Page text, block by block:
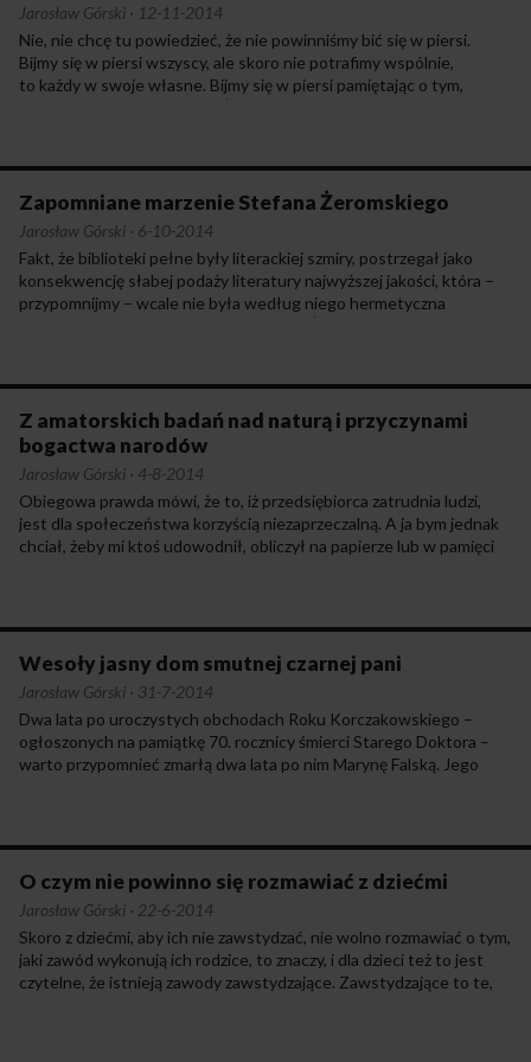
profesor Król nie martwi. Przegrani nie powieszą go na latarni.
Powieszą swoich sąsiadów.
Jarosław Górski · 12-11-2014
Nie, nie chcę tu powiedzieć, że nie powinniśmy bić się w piersi.
Bijmy się w piersi wszyscy, ale skoro nie potrafimy wspólnie,
to każdy w swoje własne. Bijmy się w piersi pamiętając o tym,
uprzywilejowaną pozycję, z której – w większym stopniu niż tamci
z zagrabionych przed laty żydowskich pierzyn – korzystają i dziś.
Zapomniane marzenie Stefana Żeromskiego
Jarosław Górski · 6-10-2014
Fakt, że biblioteki pełne były literackiej szmiry, postrzegał jako
konsekwencję słabej podaży literatury najwyższej jakości, która –
przypomnijmy – wcale nie była według niego hermetyczna
nie potrzebują duchowej strawy wysokiej jakości – a tylko czczej
rozrywki. Z całej jego twórczości przebija przekonanie, że świat
ludzkich uczuć i tęsknot jest wspólny dla wszystkich, a literatura
będąca językiem wyrazu tych uczuć i tęsknot, dla wszystkich
powinna być jednakowo przystępna.
Z amatorskich badań nad naturą i przyczynami
bogactwa narodów
Jarosław Górski · 4-8-2014
Obiegowa prawda mówi, że to, iż przedsiębiorca zatrudnia ludzi,
jest dla społeczeństwa korzyścią niezaprzeczalną. A ja bym jednak
chciał, żeby mi ktoś udowodnił, obliczył na papierze lub w pamięci
Siemienasa, Czarneckiego, Falenty, Cebulskiego i jeszcze wielu
podobnych (także pań) zaczęli płacić zasiłek w wysokości
ostatniego wynagrodzenia za to tylko, że nie będą robić tego,
co robili do tej pory. Niech siedzą w domu i oglądają seriale,
niech grają w gry komputerowe albo uprawiają turystykę,
tylko niech nie sprzedają działek budowlanych, nie handlują
długami, niech nie manipulują kursami akcji, niech nie obsługują
rolexy i jachty. Niech się opalają, piją drinki z palemką, jedzą bliny
z kawiorem, byleby nic nie robili.
Wesoły jasny dom smutnej czarnej pani
Jarosław Górski · 31-7-2014
Dwa lata po uroczystych obchodach Roku Korczakowskiego –
ogłoszonych na pamiątkę 70. rocznicy śmierci Starego Doktora –
warto przypomnieć zmarłą dwa lata po nim Marynę Falską. Jego
O czym nie powinno się rozmawiać z dziećmi
Jarosław Górski · 22-6-2014
Skoro z dziećmi, aby ich nie zawstydzać, nie wolno rozmawiać o tym,
jaki zawód wykonują ich rodzice, to znaczy, i dla dzieci też to jest
czytelne, że istnieją zawody zawstydzające. Zawstydzające to te,